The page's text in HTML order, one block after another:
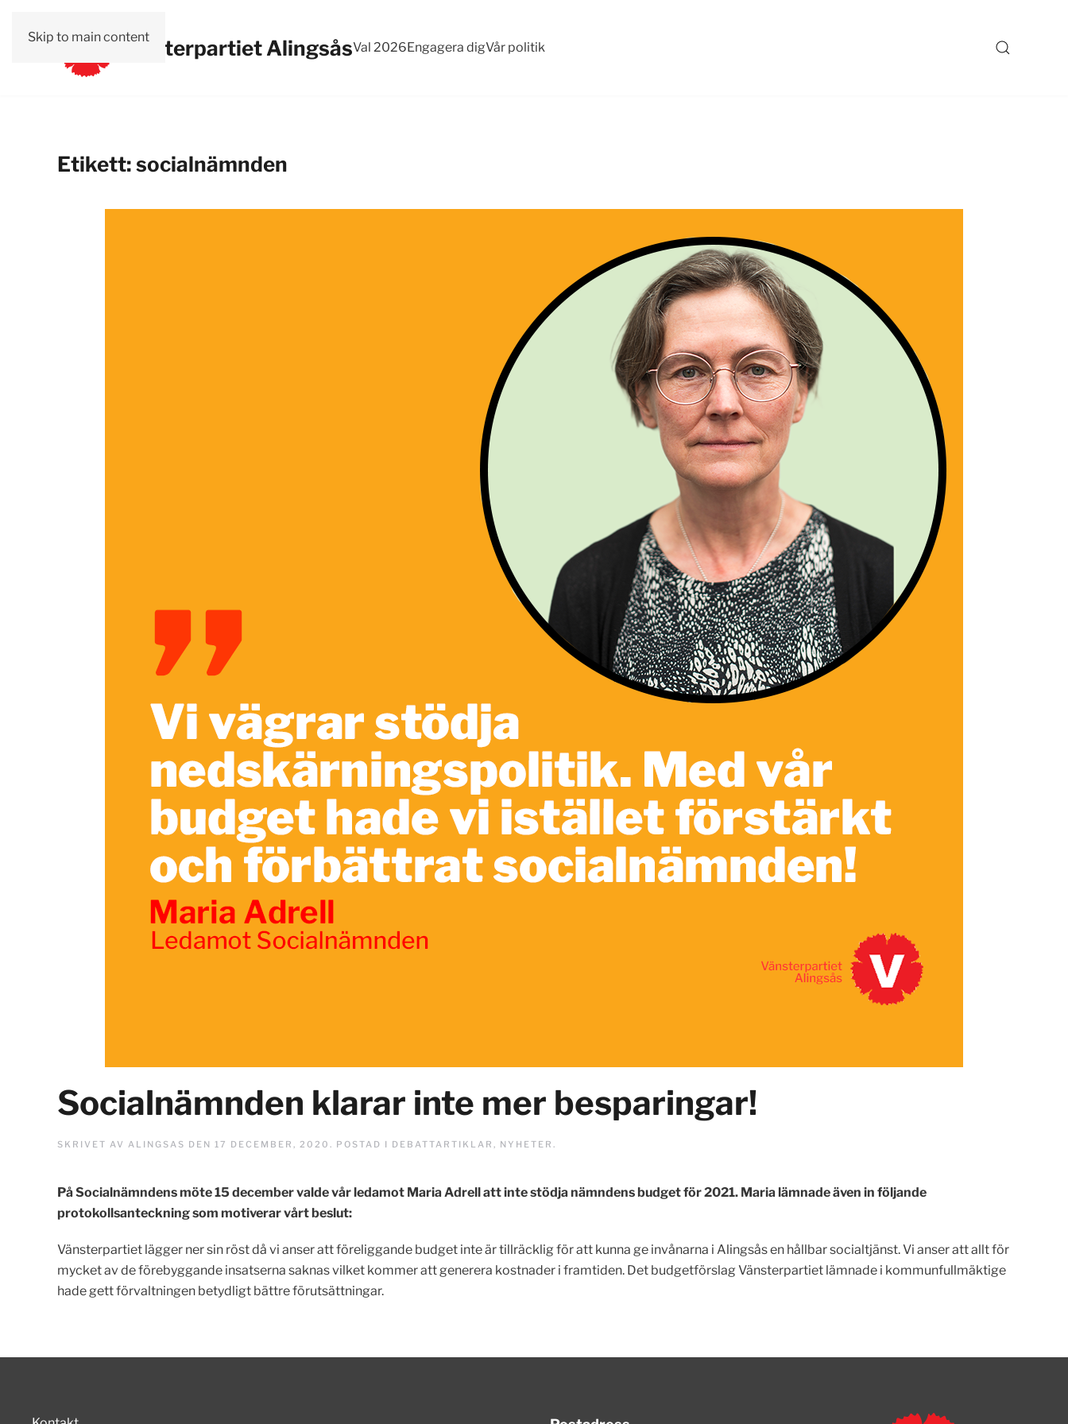
Skip to main contentVänsterpartiet AlingsåsVal 2026Engagera digVår politik
Etikett:socialnämnden
Socialnämnden klarar inte mer besparingar!
SKRIVET AV ALINGSAS DEN 17 DECEMBER, 2020 . POSTAD I DEBATTARTIKLAR , NYHETER .
På Socialnämndens möte 15 december valde vår ledamot Maria Adrell att inte stödja nämndens budget för 2021. Maria lämnade även in följande
protokollsanteckning som motiverar vårt beslut:
Vänsterpartiet lägger ner sin röst då vi anser att föreliggande budget inte är tillräcklig för att kunna ge invånarna i Alingsås en hållbar socialtjänst. Vi anser att allt för
mycket av de förebyggande insatserna saknas vilket kommer att generera kostnader i framtiden. Det budgetförslag Vänsterpartiet lämnade i kommunfullmäktige
hade gett förvaltningen betydligt bättre förutsättningar.